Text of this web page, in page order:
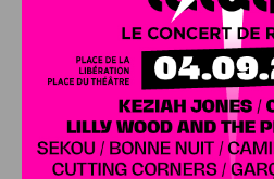
Le DFCO
pour la
6 AOÛT, 2026
Le club dijonnais a
pour son retour en